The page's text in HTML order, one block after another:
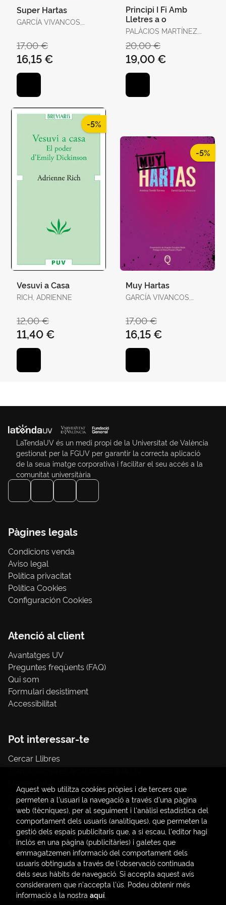
Super Hartas
GARCÍA VIVANCOS,
17,00 €
16,15 €
Principi I Fi Amb
Lletres a o
PALÀCIOS MARTÍNEZ,
20,00 €
19,00 €
-5%
Vesuvi a Casa
RICH, ADRIENNE
12,00 €
11,40 €
-5%
Muy Hartas
GARCÍA VIVANCOS,
17,00 €
16,15 €
LaTendaUV és un medi propi de la Universitat de València
gestionat per la FGUV per garantir la correcta aplicació
de la seua imatge corporativa i facilitar el seu accés a la
comunitat universitària
Pàgines legals
Condicions venda
Aviso legal
Política privacitat
Política Cookies
Configuración Cookies
Atenció al client
Avantatges UV
Preguntes freqüents (FAQ)
Qui som
Formulari desistiment
Accessibilitat
Pot interessar-te
Cercar Llibres
Papereria / material d'oficina
Consum Sostenible
Contacte
C/ Amadeo de Saboya, 4
(+34) 963828968
latendauv@fundacio.es
Formulari de contacte
Aquest web utilitza cookies pròpies i de tercers que
permeten a l'usuari la navegació a través d'una pàgina
web (tècniques), per al seguiment i l'anàlisi estadística del
comportament dels usuaris (analítiques), que permeten la
gestió dels espais publicitaris que, a si escau, l'editor hagi
inclòs en una pàgina (publicitàries) i galetes que
emmagatzemen informació del comportament dels
usuaris obtinguda a través de l'observació continuada
dels seus hàbits de navegació. Si accepta aquest avís
considerarem que n'accepta l'ús. Podeu obtenir més
informació a la nostra aquí.